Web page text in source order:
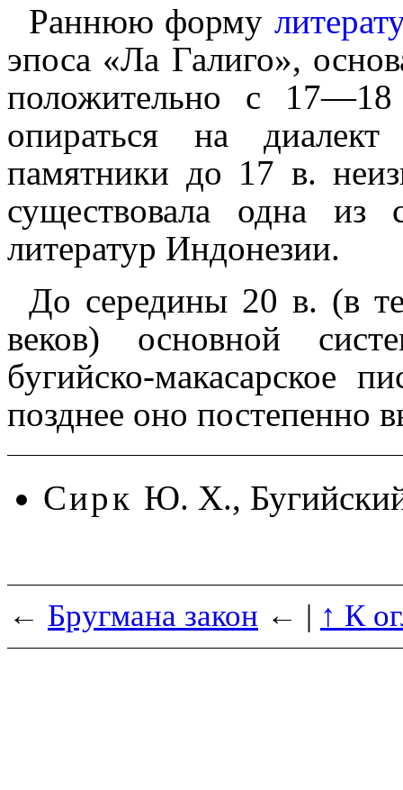
Раннюю форму
эпоса «Ла Галиго»,
по­ло­жи­тель­но с 17—18
опирать­ся на
памятники до 17 в.
существовала одна из
литератур Индонезии.
До середины 20 в. (в
веков) основной
бугийско-макасарское
позднее оно посте­пен­но
Сирк Ю. Х.,
← Бругмана закон ← | ↑ К